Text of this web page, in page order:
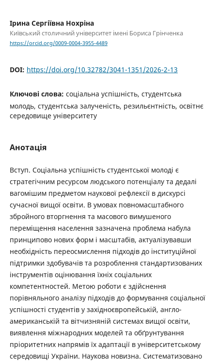
Ірина Сергіївна Нохріна
Київський столичний університет імені Бориса Грінченка
https://orcid.org/0009-0004-3955-4489
DOI: https://doi.org/10.32782/3041-1351/2026-2-13
Ключові слова: соціальна успішність, студентська
молодь, студентська залученість, резильєнтність, освітнє
середовище університету
Анотація
Вступ. Соціальна успішність студентської молоді є
стратегічним ресурсом людського потенціалу та дедалі
вагомішим предметом наукової рефлексії в дискурсі
сучасної вищої освіти. В умовах повномасштабного
збройного вторгнення та масового вимушеного
переміщення населення зазначена проблема набула
принципово нових форм і масштабів, актуалізувавши
необхідність переосмислення підходів до інституційної
підтримки здобувачів та розроблення стандартизованих
інструментів оцінювання їхніх соціальних
компетентностей. Метою роботи є здійснення
порівняльного аналізу підходів до формування соціальної
успішності студентів у західноєвропейській, англо-
американській та вітчизняній системах вищої освіти,
виявлення міжнародних моделей та обґрунтування
пріоритетних напрямів їх адаптації в університетському
середовищі України. Наукова новизна. Систематизовано